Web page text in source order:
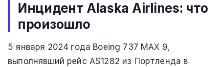
Инцидент Alaska Airlines: что
произошло
5 января 2024 года Boeing 737 MAX 9,
выполнявший рейс AS1282 из Портленда в